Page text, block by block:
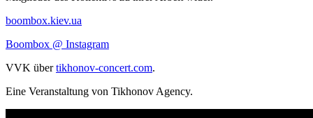
boombox.kiev.ua
Boombox @ Instagram
VVK übertikhonov-concert.com.
Eine Veranstaltung von Tikhonov Agency.